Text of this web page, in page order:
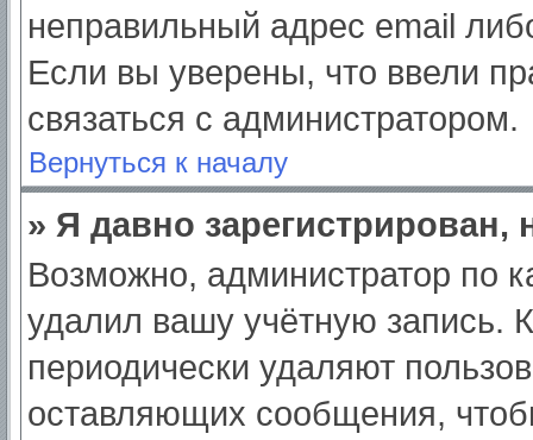
неправильный адрес email
Если вы уверены, что ввели
связаться с администратором.
Вернуться к началу
» Я давно
Возможно, администратор по
удалил вашу учётную запись.
периодически удаляют
оставляющих сообщения,